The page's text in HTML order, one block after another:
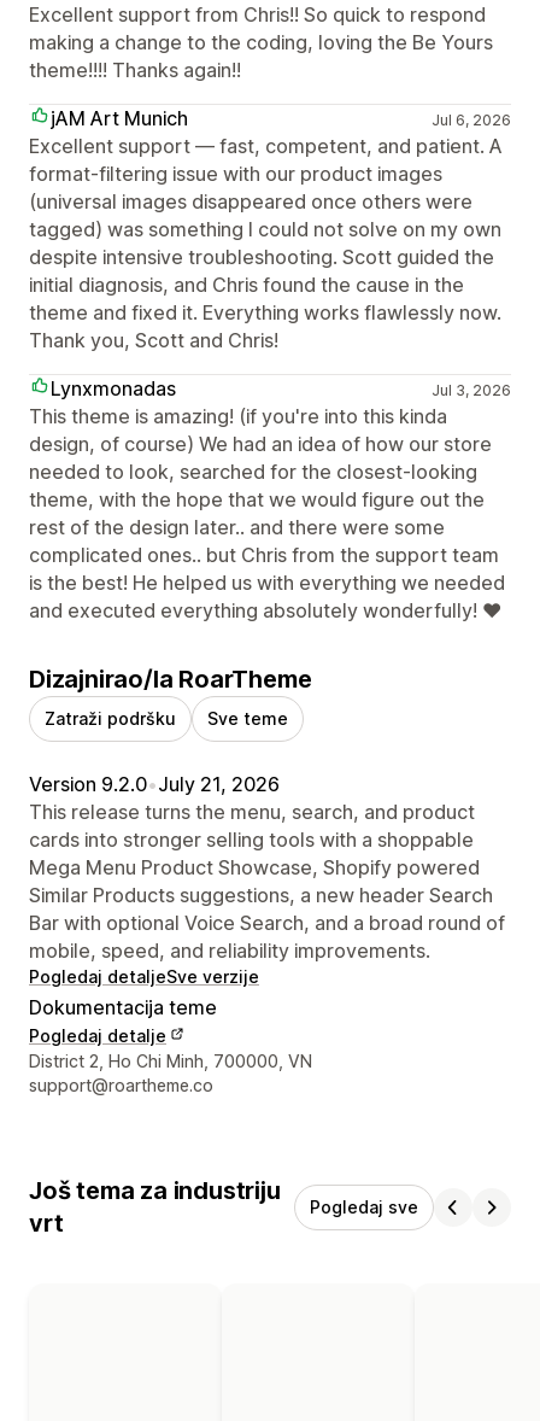
Excellent support from Chris!! So quick to respond
making a change to the coding, loving the Be Yours
theme!!!! Thanks again!!
jAM Art Munich
Jul 6, 2026
Excellent support — fast, competent, and patient. A
format-filtering issue with our product images
(universal images disappeared once others were
tagged) was something I could not solve on my own
despite intensive troubleshooting. Scott guided the
initial diagnosis, and Chris found the cause in the
theme and fixed it. Everything works flawlessly now.
Thank you, Scott and Chris!
Lynxmonadas
Jul 3, 2026
This theme is amazing! (if you're into this kinda
design, of course) We had an idea of how our store
needed to look, searched for the closest-looking
theme, with the hope that we would figure out the
rest of the design later.. and there were some
complicated ones.. but Chris from the support team
is the best! He helped us with everything we needed
and executed everything absolutely wonderfully! ❤
Dizajnirao/la RoarTheme
Zatraži podršku Sve teme
Version 9.2.0•July 21, 2026
This release turns the menu, search, and product
cards into stronger selling tools with a shoppable
Mega Menu Product Showcase, Shopify powered
Similar Products suggestions, a new header Search
Bar with optional Voice Search, and a broad round of
mobile, speed, and reliability improvements.
Pogledaj detaljeSve verzije
Dokumentacija teme
Pogledaj detalje
Podaci za kontakt dizajnera
District 2, Ho Chi Minh, 700000, VN
support@roartheme.co
Još tema za industriju
vrt
Pogledaj sve